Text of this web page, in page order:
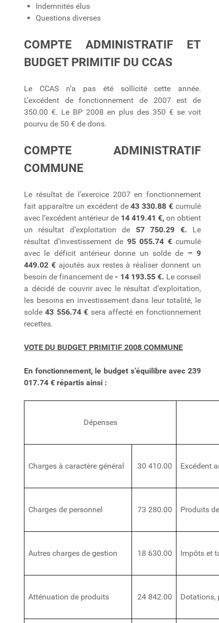
Indemnités élus
Questions diverses
COMPTE ADMINISTRATIF ET
BUDGET PRIMITIF DU CCAS
Le CCAS n’a pas été sollicité cette année.
L’excédent de fonctionnement de 2007 est de
350.00 €. Le BP 2008 en plus des 350 € se voit
pourvu de 50 € de dons.
COMPTE ADMINISTRATIF
COMMUNE
Le résultat de l’exercice 2007 en fonctionnement
fait apparaître un excédent de43 330.88 € cumulé
avec l’excédent antérieur de 14 419.41 €, on obtient
un résultat d’exploitation de 57 750.29 €. Le
résultat d’investissement de 95 055.74 €cumulé
avec le déficit antérieur donne un solde de – 9
449.02 € ajoutés aux restes à réaliser donnent un
besoin de financement de - 14 193.55 €. Le conseil
a décidé de couvrir avec le résultat d’exploitation,
les besoins en investissement dans leur totalité, le
solde43 556.74 € sera affecté en fonctionnement
recettes.
VOTE DU BUDGET PRIMITIF 2008 COMMUNE
En fonctionnement, le budget s’équilibre avec 239
017.74 € répartis ainsi :
Dépenses
Charges à caractère général 30 410.00 Excédent
Charges de personnel 73 280.00 Produits
Autres charges de gestion 18 630.00 Impôts et
Atténuation de produits 24 842.00 Dotations,